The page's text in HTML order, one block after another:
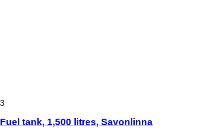
3
Fuel tank, 1,500 litres, Savonlinna